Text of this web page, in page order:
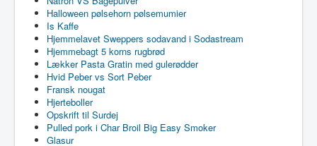
Halloween pølsehorn pølsemumier
Is Kaffe
Hjemmelavet Sweppers sodavand i Sodastream
Hjemmebagt 5 korns rugbrød
Lækker Pasta Gratin med gulerødder
Hvid Peber vs Sort Peber
Fransk nougat
Hjerteboller
Opskrift til Surdej
Pulled pork i Char Broil Big Easy Smoker
Glasur